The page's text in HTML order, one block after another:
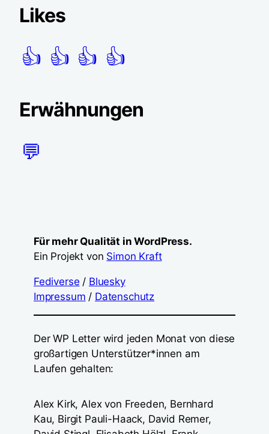
Likes
👍 👍 👍 👍
Erwähnungen
💬
Für mehr Qualität in WordPress.
Ein Projekt von Simon Kraft
Fediverse / Bluesky
Impressum / Datenschutz
Der WP Letter wird jeden Monat von diese
großartigen Unterstützer*innen am
Laufen gehalten:
Alex Kirk, Alex von Freeden, Bernhard
Kau, Birgit Pauli-Haack, David Remer,